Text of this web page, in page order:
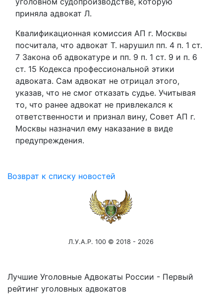
приняла адвокат Л.
Квалификационная комиссия АП г. Москвы
посчитала, что адвокат Т. нарушил пп. 4 п. 1 ст.
7 Закона об адвокатуре и пп. 9 п. 1 ст. 9 и п. 6
ст. 15 Кодекса профессиональной этики
адвоката. Сам адвокат не отрицал этого,
указав, что не смог отказать судье. Учитывая
то, что ранее адвокат не привлекался к
ответственности и признал вину, Совет АП г.
Москвы назначил ему наказание в виде
предупреждения.
Возврат к списку новостей
Л.У.А.Р. 100 © 2018 - 2026
Лучшие Уголовные Адвокаты России - Первый
рейтинг уголовных адвокатов